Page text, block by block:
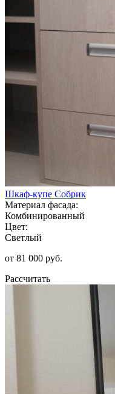
Шкаф-купе Собрик
Материал фасада:
Комбинированный
Цвет:
Светлый
от 81 000 руб.
Рассчитать